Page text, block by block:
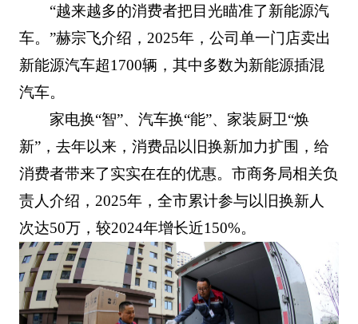
“越来越多的消费者把目光瞄准了新能源汽
车。”赫宗飞介绍，2025年，公司单一门店卖出
新能源汽车超1700辆，其中多数为新能源插混
汽车。
家电换“智”、汽车换“能”、家装厨卫“焕
新”，去年以来，消费品以旧换新加力扩围，给
消费者带来了实实在在的优惠。市商务局相关负
责人介绍，2025年，全市累计参与以旧换新人
次达50万，较2024年增长近150%。